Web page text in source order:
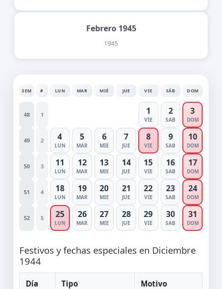
Febrero 1945
1945
SEM # LUN MAR MIÉ JUE VIE SÁB DOM
48 1 1
VIE
2
SAB
3
DOM
49 2 4
LUN
5
MAR
6
MIE
7
JUE
8
VIE
9
SAB
10
DOM
50 3 11
LUN
12
MAR
13
MIE
14
JUE
15
VIE
16
SAB
17
DOM
51 4 18
LUN
19
MAR
20
MIE
21
JUE
22
VIE
23
SAB
24
DOM
52 5 25
LUN
26
MAR
27
MIE
28
JUE
29
VIE
30
SAB
31
DOM
Festivos y fechas especiales en Diciembre
1944
Día Tipo Motivo